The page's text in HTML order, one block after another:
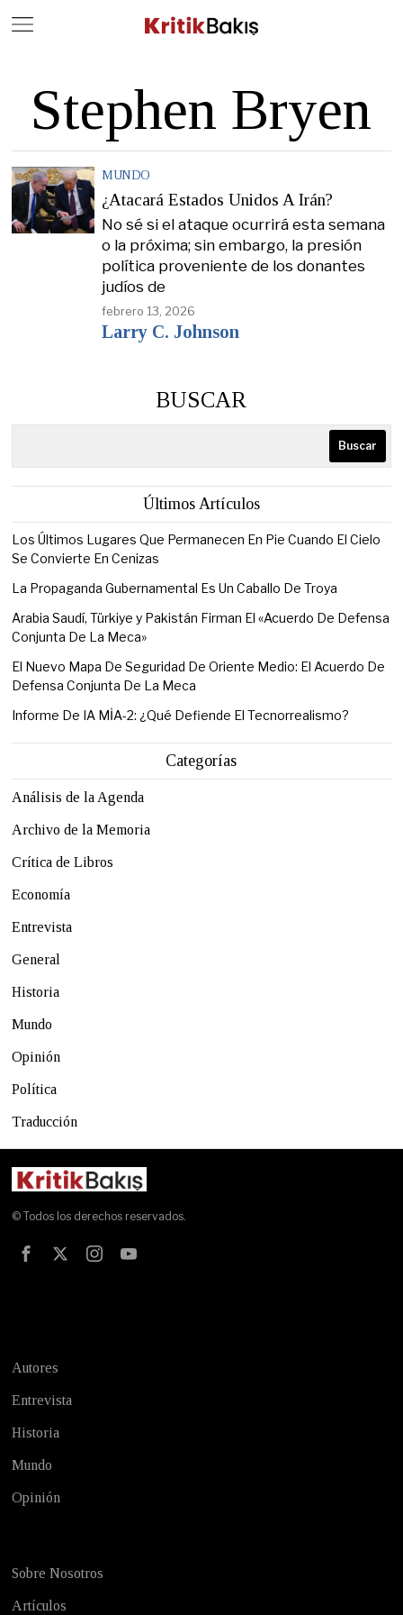
Stephen Bryen
MUNDO
¿Atacará Estados Unidos A Irán?
No sé si el ataque ocurrirá esta semana
o la próxima; sin embargo, la presión
política proveniente de los donantes
judíos de
febrero 13, 2026
Larry C. Johnson
BUSCAR
Buscar
Últimos Artículos
Los Últimos Lugares Que Permanecen En Pie Cuando El Cielo
Se Convierte En Cenizas
La Propaganda Gubernamental Es Un Caballo De Troya
Arabia Saudí, Türkiye y Pakistán Firman El «Acuerdo De Defensa
Conjunta De La Meca»
El Nuevo Mapa De Seguridad De Oriente Medio: El Acuerdo De
Defensa Conjunta De La Meca
Informe De IA MİA-2: ¿Qué Defiende El Tecnorrealismo?
Categorías
Análisis de la Agenda
Archivo de la Memoria
Crítica de Libros
Economía
Entrevista
General
Historia
Mundo
Opinión
Política
Traducción
© Todos los derechos reservados.
Autores
Entrevista
Historia
Mundo
Opinión
Sobre Nosotros
Artículos